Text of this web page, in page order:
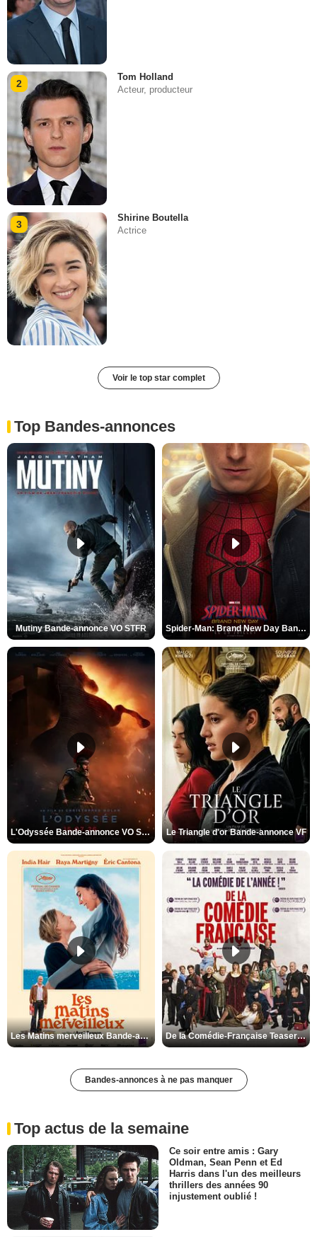
2
Tom Holland
Acteur, producteur
3
Shirine Boutella
Actrice
Voir le top star complet
Top Bandes-annonces
Mutiny Bande-annonce VO STFR Spider-Man: Brand New Day Bande-annonce VO STFR
L'Odyssée Bande-annonce VO STFR Le Triangle d'or Bande-annonce VF
Les Matins merveilleux Bande-annonce VF De la Comédie-Française Teaser VF
Bandes-annonces à ne pas manquer
Top actus de la semaine
Ce soir entre amis : Gary
Oldman, Sean Penn et Ed
Harris dans l'un des meilleurs
thrillers des années 90
injustement oublié !